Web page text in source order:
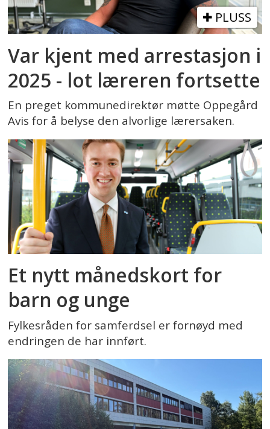
PLUSS
Var kjent med arrestasjon i
2025 - lot læreren fortsette
En preget kommunedirektør møtte Oppegård
Avis for å belyse den alvorlige lærersaken.
Et nytt månedskort for
barn og unge
Fylkesråden for samferdsel er fornøyd med
endringen de har innført.